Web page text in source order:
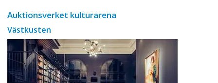
Auktionsverket kulturarena
Västkusten